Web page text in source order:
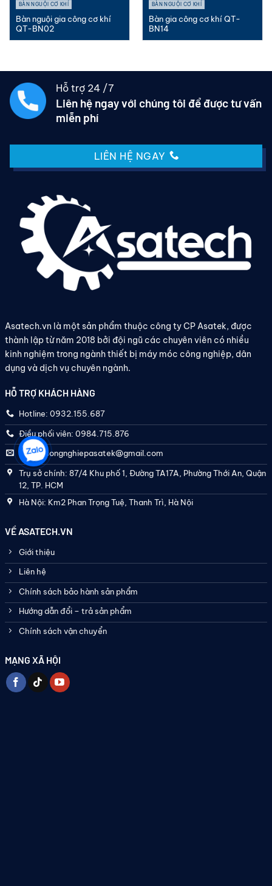
BÀN NGUỘI CƠ KHÍ
Bàn nguội gia công cơ khí
QT-BN02
BÀN NGUỘI CƠ KHÍ
Bàn gia công cơ khí QT-
BN14
Hỗ trợ 24 /7
Liên hệ ngay với chúng tôi để được tư vấn
miễn phí
LIÊN HỆ NGAY
Asatech.vn là một sản phẩm thuộc công ty CP Asatek, được
thành lập từ năm 2018 bởi đội ngũ các chuyên viên có nhiều
kinh nghiệm trong ngành thiết bị máy móc công nghiệp, dân
dụng và dịch vụ chuyên ngành.
HỖ TRỢ KHÁCH HÀNG
Hotline: 0932.155.687
Điều phối viên: 0984.715.876
thietbicongnghiepasatek@gmail.com
Trụ sở chính: 87/4 Khu phố 1, Đường TA17A, Phường Thới An, Quận
12, TP. HCM
Hà Nội: Km2 Phan Trọng Tuệ, Thanh Trì, Hà Nội
VỀ ASATECH.VN
Giới thiệu
Liên hệ
Chính sách bảo hành sản phẩm
Hướng dẫn đổi – trả sản phẩm
Chính sách vận chuyển
MẠNG XÃ HỘI